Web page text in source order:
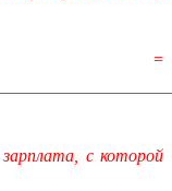
ПК =
с которой